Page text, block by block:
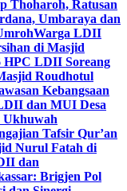
Thoharoh, Ratusan
Umbaraya dan
Warga LDII
di Masjid
HPC LDII Soreang
Roudhotul
Kebangsaan
dan MUI Desa
Ukhuwah
Tafsir Qur’an
Nurul Fatah di
dan
Brigjen Pol